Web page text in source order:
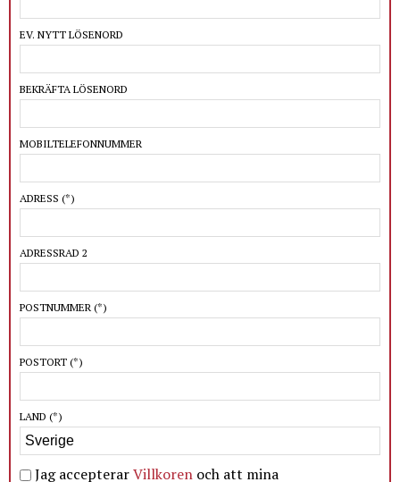
EV. NYTT LÖSENORD
BEKRÄFTA LÖSENORD
MOBILTELEFONNUMMER
ADRESS (*)
ADRESSRAD 2
POSTNUMMER (*)
POSTORT (*)
LAND (*)
Jag accepterarVillkoren och att mina